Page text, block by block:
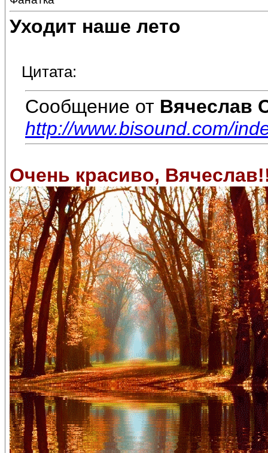
Уходит наше лето
Цитата:
Сообщение от Вячеслав
http://www.bisound.com/
Очень красиво,